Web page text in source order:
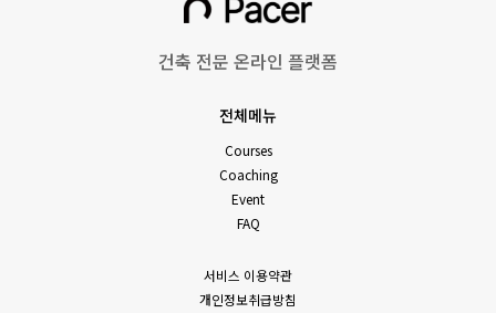
건축 전문 온라인 플랫폼
전체메뉴
Courses
Coaching
Event
FAQ
서비스 이용약관
개인정보취급방침